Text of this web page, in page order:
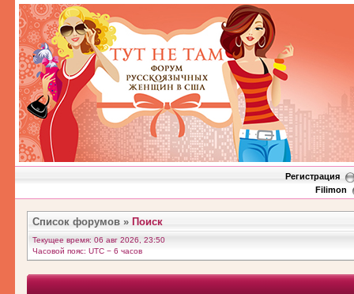
Регистрация
Filimon
Список форумов » Поиск
Текущее время: 06 авг 2026, 23:50
Часовой пояс: UTC − 6 часов